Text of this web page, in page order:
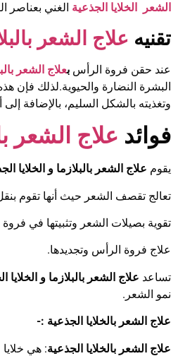
الشعر الخلايا الجذعية الغني بعناصر
تقنيه علاج الشعر
عند حقن فروة الرأس بعلاج الشعر
البشرة النضارة والحيوية.لذلك فإن
وتغذيته بالشكل السليم، بالإضافة إلى
فوائد علاج الشعر
يقوم علاج الشعر بالبلازما و الخلايا
تعالج تقصف الشعر حيث أنها تقوم
تقوية بصيلات الشعر وتثبيتها في
علاج فروة الرأس وتجديدها.
تساعد علاج الشعر بالبلازما و الخلايا
نمو الشعر.
علاج الشعر بالخلايا الجذعية :-
علاج الشعر بالخلايا الجذعية: هي خلايا